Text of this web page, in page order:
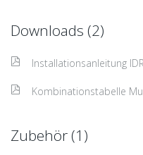
Downloads (2)
Installationsanleitung
Kombinationstabelle
Zubehör (1)